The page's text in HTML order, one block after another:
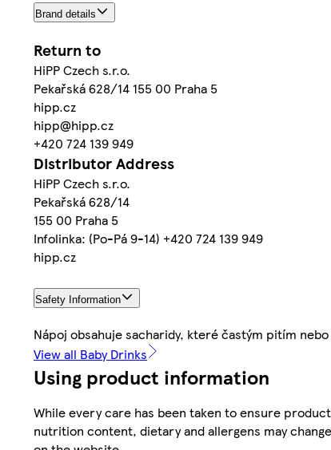
Brand details
Return to
HiPP Czech s.r.o.
Pekařská 628/14 155 00 Praha 5
hipp.cz
hipp@hipp.cz
+420 724 139 949
Distributor Address
HiPP Czech s.r.o.
Pekařská 628/14
155 00 Praha 5
Infolinka: (Po-Pá 9-14) +420 724 139 949
hipp.cz
Safety Information
Nápoj obsahuje sacharidy, které častým pitím
View all Baby Drinks
Using product information
While every care has been taken to ensure
nutrition content, dietary and allergens may